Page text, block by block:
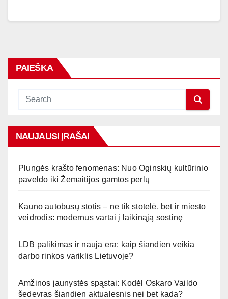
PAIEŠKA
NAUJAUSI ĮRAŠAI
Plungės krašto fenomenas: Nuo Oginskių kultūrinio
paveldo iki Žemaitijos gamtos perlų
Kauno autobusų stotis – ne tik stotelė, bet ir miesto
veidrodis: modernūs vartai į laikinąją sostinę
LDB palikimas ir nauja era: kaip šiandien veikia
darbo rinkos variklis Lietuvoje?
Amžinos jaunystės spąstai: Kodėl Oskaro Vaildo
šedevras šiandien aktualesnis nei bet kada?